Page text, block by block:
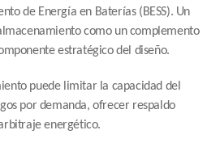
de Energía en Baterías (BESS). Un
como un complemento
estratégico del diseño.
puede limitar la capacidad del
por demanda, ofrecer respaldo
energético.